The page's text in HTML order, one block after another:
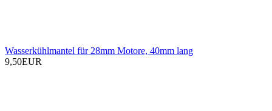
Wasserkühlmantel für 28mm Motore, 40mm lang
9,50EUR